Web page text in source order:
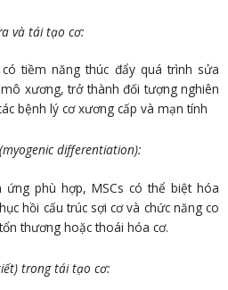
và tái tạo cơ:
tiềm năng thúc đẩy quá trình sửa
xương, trở thành đối tượng nghiên
bệnh lý cơ xương cấp và mạn tính
differentiation):
phù hợp, MSCs có thể biệt hóa
hồi cấu trúc sợi cơ và chức năng co
thương hoặc thoái hóa cơ.
trong tái tạo cơ: